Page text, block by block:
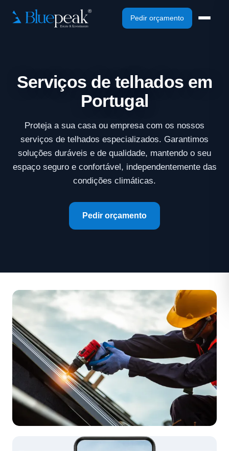
Pedir orçamento
Serviços de telhados em
Portugal
Proteja a sua casa ou empresa com os nossos
serviços de telhados especializados. Garantimos
soluções duráveis e de qualidade, mantendo o seu
espaço seguro e confortável, independentemente das
condições climáticas.
Pedir orçamento